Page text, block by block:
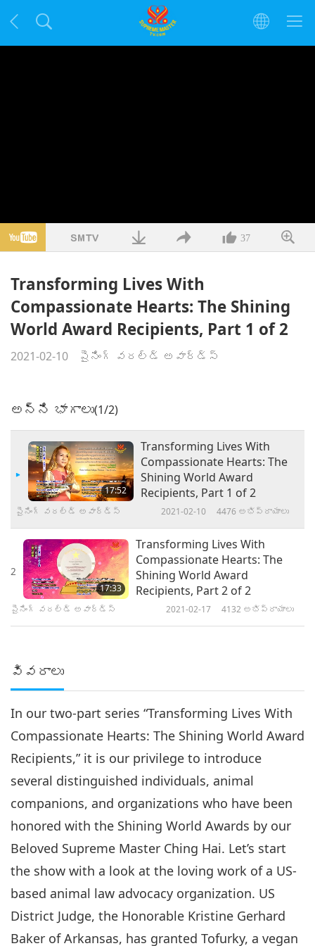
37
Transforming Lives With
Compassionate Hearts: The Shining
World Award Recipients, Part 1 of 2
2021-02-10 షైనింగ్ వరల్డ్ అవార్డ్స్
అన్ని భాగాలు(1/2)
17:52
Transforming Lives With
Compassionate Hearts: The
Shining World Award
Recipients, Part 1 of 2
షైనింగ్ వరల్డ్ అవార్డ్స్ 2021-02-10 4476 అభిప్రాయాలు
2
17:33
Transforming Lives With
Compassionate Hearts: The
Shining World Award
Recipients, Part 2 of 2
షైనింగ్ వరల్డ్ అవార్డ్స్ 2021-02-17 4132 అభిప్రాయాలు
వివరాలు
In our two-part series “Transforming Lives With
Compassionate Hearts: The Shining World Award
Recipients,” it is our privilege to introduce
several distinguished individuals, animal
companions, and organizations who have been
honored with the Shining World Awards by our
Beloved Supreme Master Ching Hai. Let’s start
the show with a look at the loving work of a US-
based animal law advocacy organization. US
District Judge, the Honorable Kristine Gerhard
Baker of Arkansas, has granted Tofurky, a vegan